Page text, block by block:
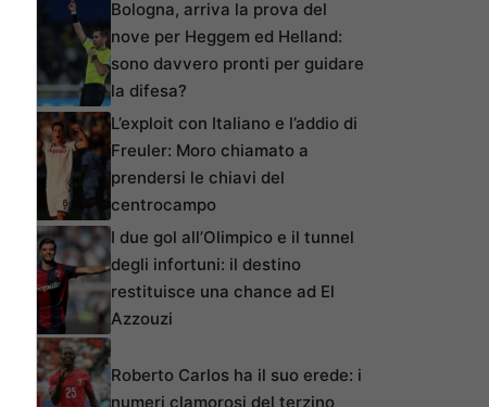
Bologna, arriva la prova del
nove per Heggem ed Helland:
sono davvero pronti per guidare
la difesa?
L’exploit con Italiano e l’addio di
Freuler: Moro chiamato a
prendersi le chiavi del
centrocampo
I due gol all’Olimpico e il tunnel
degli infortuni: il destino
restituisce una chance ad El
Azzouzi
Roberto Carlos ha il suo erede: i
numeri clamorosi del terzino